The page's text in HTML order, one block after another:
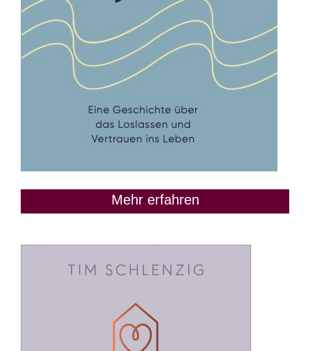
Mehr erfahren